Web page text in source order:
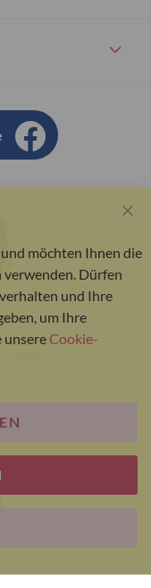
der Metagenics
Bar
möchten Ihnen die
Dürfen
und Ihre
um Ihre
unsereCookie-